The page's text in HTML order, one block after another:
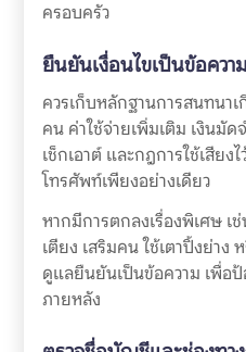
ครอบครัว
ยืนยันเงื่อนไขเป็นข้อความ
ควรเก็บหลักฐานการสนทนา
คน ค่าใช้จ่ายเพิ่มเติม เงินมัด
เช็กเอาต์ และกฎการใช้เสียง
โทรศัพท์เพียงอย่างเดียว
หากมีการตกลงเรื่องพิเศษ เ
เตียง เสริมคน ใช้เตาปิ้งย่าง
ดูแลยืนยันเป็นข้อความ เพื่อป้
ภายหลัง